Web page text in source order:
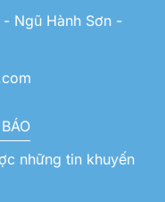
Ngũ Hành Sơn -
những tin khuyến